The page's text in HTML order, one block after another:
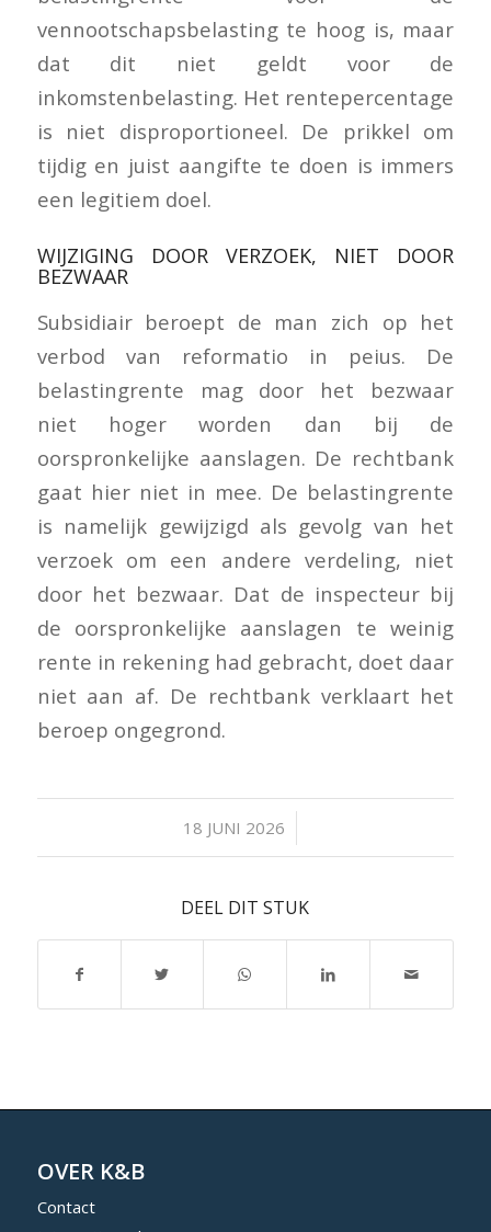
vennootschapsbelasting te hoog is, maar
dat dit niet geldt voor de
inkomstenbelasting. Het rentepercentage
is niet disproportioneel. De prikkel om
tijdig en juist aangifte te doen is immers
een legitiem doel.
WIJZIGING DOOR VERZOEK, NIET DOOR
BEZWAAR
Subsidiair beroept de man zich op het
verbod van reformatio in peius. De
belastingrente mag door het bezwaar
niet hoger worden dan bij de
oorspronkelijke aanslagen. De rechtbank
gaat hier niet in mee. De belastingrente
is namelijk gewijzigd als gevolg van het
verzoek om een andere verdeling, niet
door het bezwaar. Dat de inspecteur bij
de oorspronkelijke aanslagen te weinig
rente in rekening had gebracht, doet daar
niet aan af. De rechtbank verklaart het
beroep ongegrond.
18 JUNI 2026
/
DEEL DIT STUK
OVER K&B
Contact